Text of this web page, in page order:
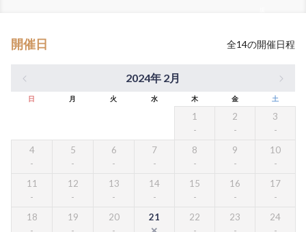
開催日 全14の開催日程
2024年 2月
日 月 火 水 木 金 土
1 2 3
4 5 6 7 8 9 10
11 12 13 14 15 16 17
18 19 20 21 22 23 24